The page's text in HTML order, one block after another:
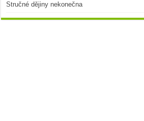
Stručné dějiny nekonečna